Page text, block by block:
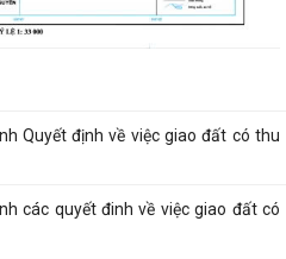
YÊN"
Quyết định về việc giao đất có thu
các quyết đinh về việc giao đất có